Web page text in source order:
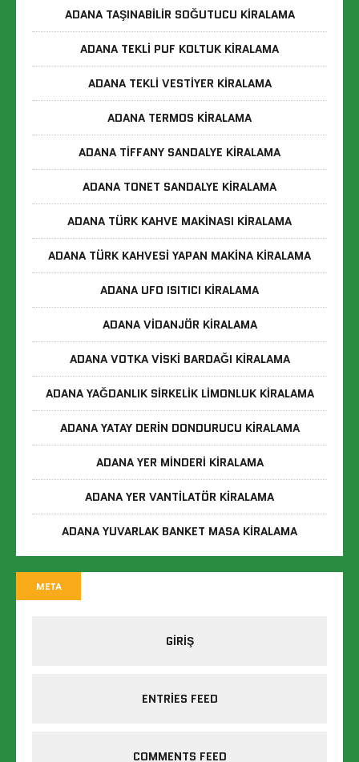
ADANA TAŞINABILIR SOĞUTUCU KIRALAMA
ADANA TEKLI PUF KOLTUK KIRALAMA
ADANA TEKLI VESTIYER KIRALAMA
ADANA TERMOS KIRALAMA
ADANA TIFFANY SANDALYE KIRALAMA
ADANA TONET SANDALYE KIRALAMA
ADANA TÜRK KAHVE MAKINASI KIRALAMA
ADANA TÜRK KAHVESI YAPAN MAKINA KIRALAMA
ADANA UFO ISITICI KIRALAMA
ADANA VIDANJÖR KIRALAMA
ADANA VOTKA VISKI BARDAĞI KIRALAMA
ADANA YAĞDANLIK SIRKELIK LIMONLUK KIRALAMA
ADANA YATAY DERIN DONDURUCU KIRALAMA
ADANA YER MINDERI KIRALAMA
ADANA YER VANTILATÖR KIRALAMA
ADANA YUVARLAK BANKET MASA KIRALAMA
META
GIRIŞ
ENTRIES FEED
COMMENTS FEED